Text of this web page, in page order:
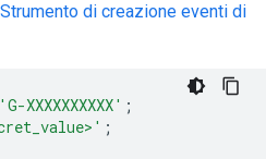
di creazione eventi di
'G-XXXXXXXXXX' ;
;